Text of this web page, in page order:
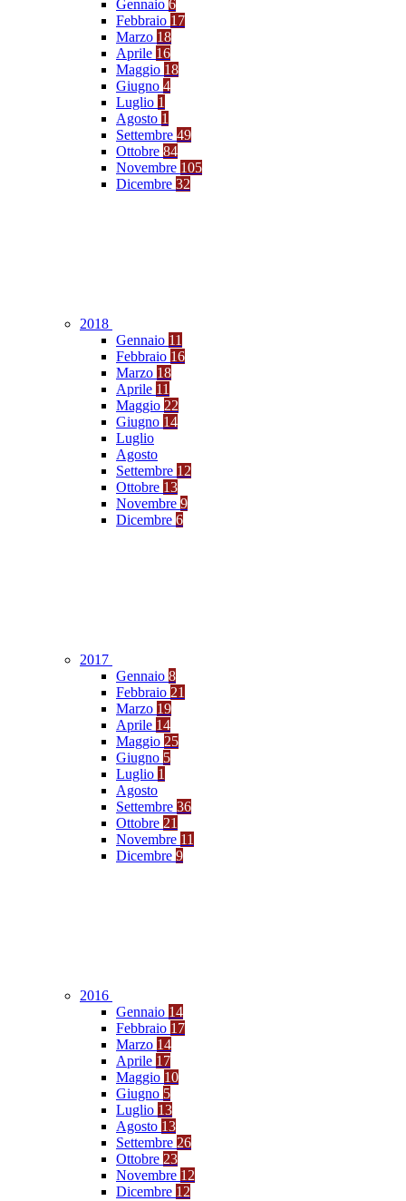
Gennaio 6
Febbraio 17
Marzo 18
Aprile 16
Maggio 18
Giugno 4
Luglio 1
Agosto 1
Settembre 49
Ottobre 84
Novembre 105
Dicembre 32
2018
Gennaio 11
Febbraio 16
Marzo 18
Aprile 11
Maggio 22
Giugno 14
Luglio
Agosto
Settembre 12
Ottobre 13
Novembre 9
Dicembre 6
2017
Gennaio 8
Febbraio 21
Marzo 19
Aprile 14
Maggio 25
Giugno 5
Luglio 1
Agosto
Settembre 36
Ottobre 21
Novembre 11
Dicembre 9
2016
Gennaio 14
Febbraio 17
Marzo 14
Aprile 17
Maggio 10
Giugno 5
Luglio 13
Agosto 13
Settembre 26
Ottobre 23
Novembre 12
Dicembre 12